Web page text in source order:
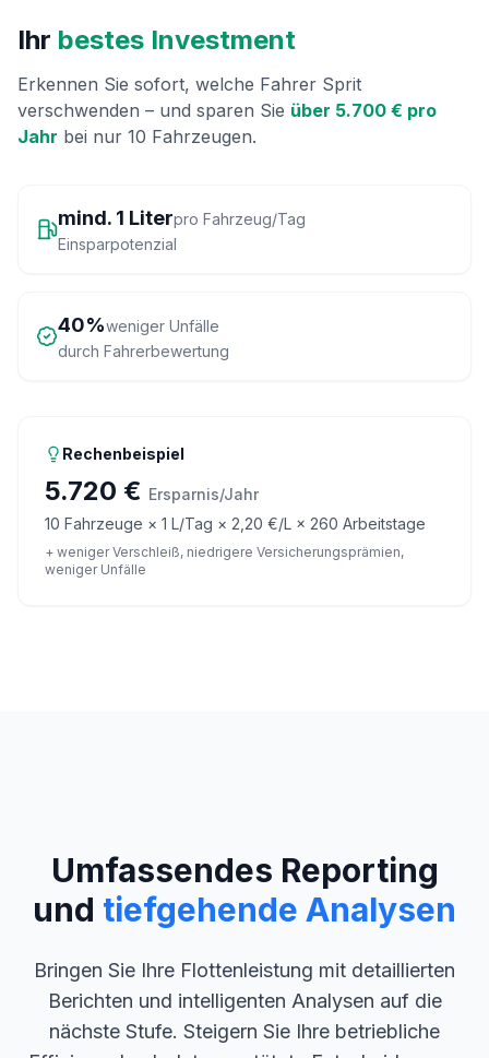
Ihr bestes Investment
Erkennen Sie sofort, welche Fahrer Sprit
verschwenden – und sparen Sie über 5.700 € pro
Jahr bei nur 10 Fahrzeugen.
mind. 1 Literpro Fahrzeug/Tag
Einsparpotenzial
40%weniger Unfälle
durch Fahrerbewertung
Rechenbeispiel
5.720 € Ersparnis/Jahr
10 Fahrzeuge × 1 L/Tag × 2,20 €/L × 260 Arbeitstage
+ weniger Verschleiß, niedrigere Versicherungsprämien,
weniger Unfälle
Umfassendes Reporting
und tiefgehende Analysen
Bringen Sie Ihre Flottenleistung mit detaillierten
Berichten und intelligenten Analysen auf die
nächste Stufe. Steigern Sie Ihre betriebliche